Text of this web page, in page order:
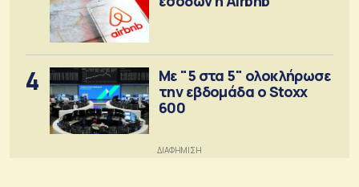
4
Με "5 στα 5" ολοκλήρωσε
την εβδομάδα ο Stoxx
600